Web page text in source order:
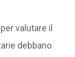
valutare il
debbano